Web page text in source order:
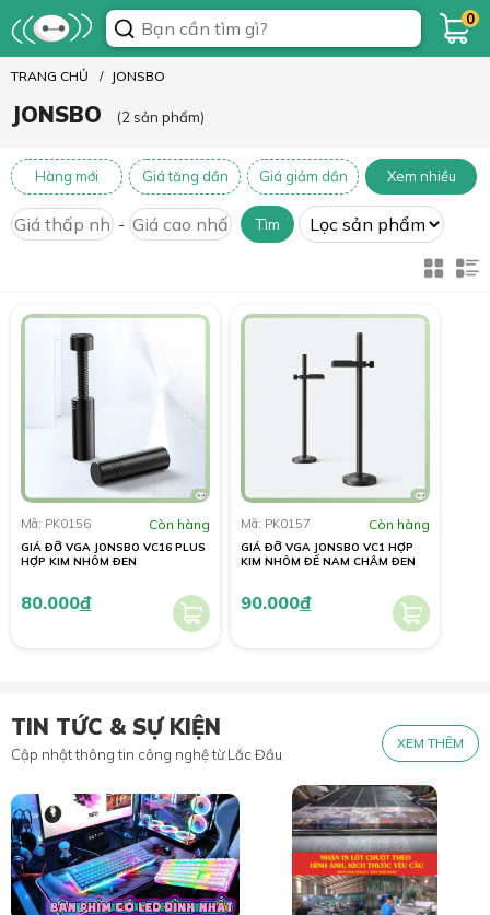
0
TRANG CHỦ JONSBO
JONSBO (2 sản phẩm)
Hàng mới Giá tăng dần Giá giảm dần Xem nhiều
- Tìm
Mã: PK0156 Còn hàng
GIÁ ĐỠ VGA JONSBO VC16 PLUS
HỢP KIM NHÔM ĐEN
80.000đ
Mã: PK0157 Còn hàng
GIÁ ĐỠ VGA JONSBO VC1 HỢP
KIM NHÔM ĐẾ NAM CHÂM ĐEN
90.000đ
TIN TỨC & SỰ KIỆN
Cập nhật thông tin công nghệ từ Lắc Đầu
XEM THÊM